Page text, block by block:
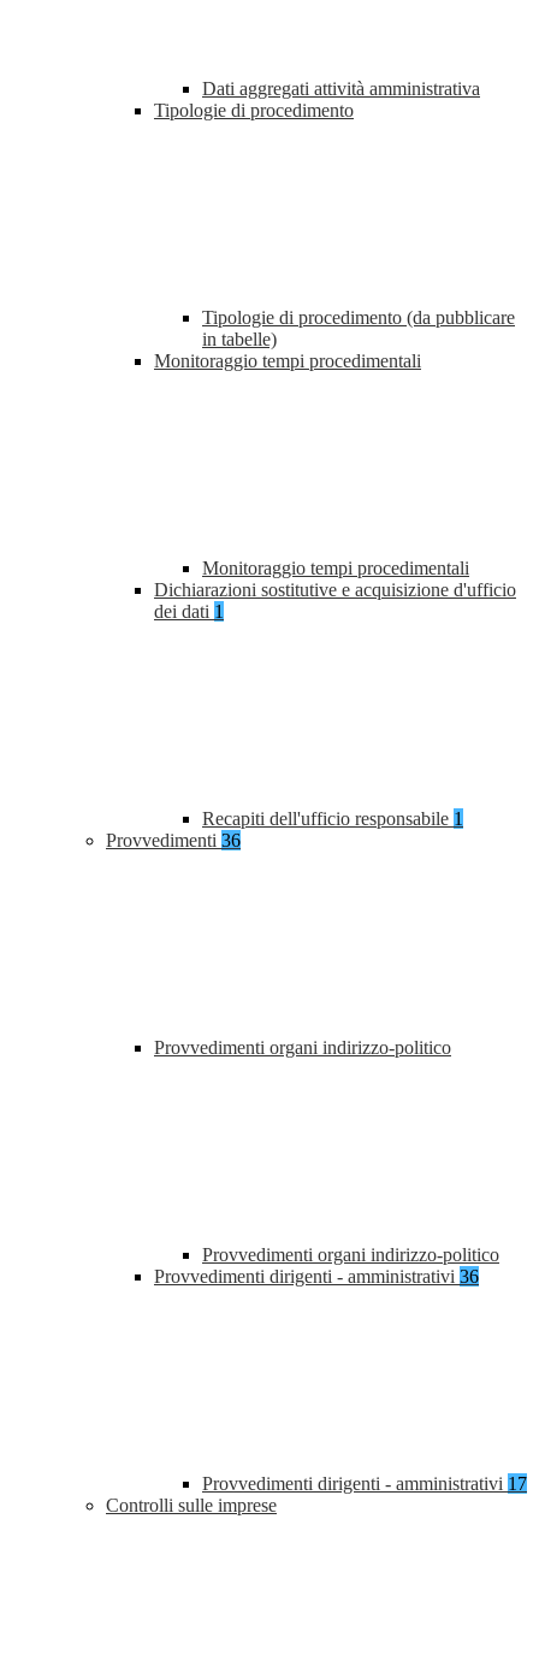
Dati aggregati attività amministrativa
Tipologie di procedimento
Tipologie di procedimento (da pubblicare
in tabelle)
Monitoraggio tempi procedimentali
Monitoraggio tempi procedimentali
Dichiarazioni sostitutive e acquisizione d'ufficio
dei dati 1
Recapiti dell'ufficio responsabile 1
Provvedimenti 36
Provvedimenti organi indirizzo-politico
Provvedimenti organi indirizzo-politico
Provvedimenti dirigenti - amministrativi 36
Provvedimenti dirigenti - amministrativi 17
Controlli sulle imprese